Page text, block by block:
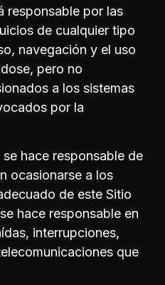
responsable por las
de cualquier tipo
navegación y el uso
pero no
a los sistemas
por la
hace responsable de
ocasionarse a los
de este Sitio
hace responsable en
interrupciones,
que